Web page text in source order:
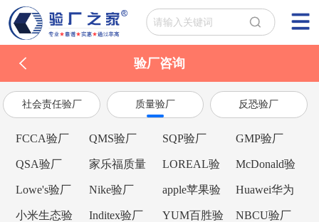
验厂咨询
社会责任验厂 质量验厂 反恐验厂
FCCA验厂 QMS验厂 SQP验厂 GMP验厂
QSA验厂
家乐福质量
验厂
LOREAL验
厂
McDonald验
厂
Lowe's验厂 Nike验厂
apple苹果验
厂
Huawei华为
验厂
小米生态验
Inditex验厂
YUM百胜验
NBCU验厂